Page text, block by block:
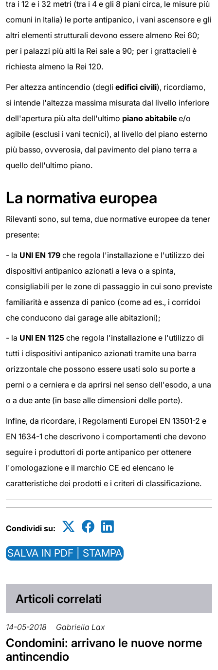
tra i 12 e i 32 metri (tra i 4 e gli 8 piani circa, le misure più
comuni in Italia) le porte antipanico, i vani ascensore e gli
altri elementi strutturali devono essere almeno Rei 60;
per i palazzi più alti la Rei sale a 90; per i grattacieli è
richiesta almeno la Rei 120.
Per altezza antincendio (degli edifici civili), ricordiamo,
si intende l'altezza massima misurata dal livello inferiore
dell'apertura più alta dell'ultimo piano abitabile e/o
agibile (esclusi i vani tecnici), al livello del piano esterno
più basso, ovverosia, dal pavimento del piano terra a
quello dell'ultimo piano.
La normativa europea
Rilevanti sono, sul tema, due normative europee da tener
presente:
- la UNI EN 179 che regola l'installazione e l'utilizzo dei
dispositivi antipanico azionati a leva o a spinta,
consigliabili per le zone di passaggio in cui sono previste
familiarità e assenza di panico (come ad es., i corridoi
che conducono dai garage alle abitazioni);
- la UNI EN 1125 che regola l'installazione e l'utilizzo di
tutti i dispositivi antipanico azionati tramite una barra
orizzontale che possono essere usati solo su porte a
perni o a cerniera e da aprirsi nel senso dell'esodo, a una
o a due ante (in base alle dimensioni delle porte).
Infine, da ricordare, i Regolamenti Europei EN 13501-2 e
EN 1634-1 che descrivono i comportamenti che devono
seguire i produttori di porte antipanico per ottenere
l'omologazione e il marchio CE ed elencano le
caratteristiche dei prodotti e i criteri di classificazione.
Condividi su:
SALVA IN PDF | STAMPA
Articoli correlati
14-05-2018 Gabriella Lax
Condomini: arrivano le nuove norme
antincendio